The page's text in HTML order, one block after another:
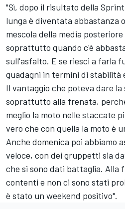
"Sì, dopo il risultato della
lunga è diventata abbastanza
mescola della media
soprattutto quando c'è
sull'asfalto. E se riesci a farla
guadagni in termini di stabilità
Il vantaggio che poteva dare
soprattutto alla frenata,
meglio la moto nelle staccate
vero che con quella la moto è
Anche domenica poi abbiamo
veloce, con dei gruppetti sia
che si sono dati battaglia. Alla
contenti e non ci sono stati
è stato un weekend positivo".